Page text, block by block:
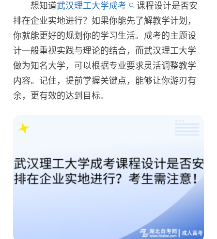
想知道武汉理工大学成考
课程设计是否安
排在企业实地进行？如果你能先了解教学计划，
你就能更好的规划你的学习生活。成考的主题设
计一般重视实践与理论的结合，而武汉理工大学
做为知名大学，可以根据专业要求灵活调整教学
内容。记住，提前掌握关键点，能够让你游刃有
余，更有效的达到目标。